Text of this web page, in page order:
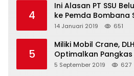
4
Ini Alasan PT SSU
ke Pemda Bombana
14 Januari 2019 651
5
Miliki Mobil Crane,
Optimalkan Pangkas
5 September 2019 627